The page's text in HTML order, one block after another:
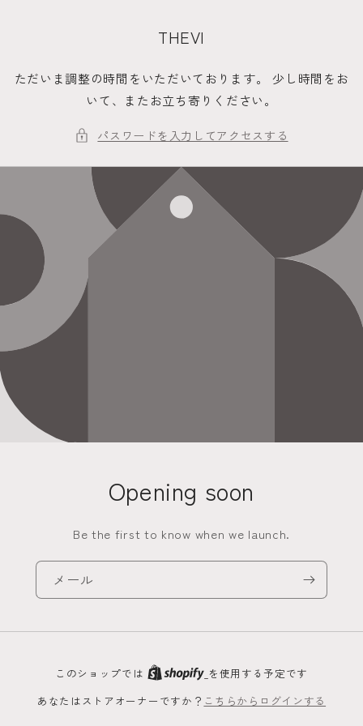
THEVI
ただいま調整の時間をいただいております。 少し時間をお
いて、またお立ち寄りください。
パスワードを入力してアクセスする
Opening soon
Be the first to know when we launch.
メール
このショップでは
を使用する予定です
あなたはストアオーナーですか？ こちらからログインする